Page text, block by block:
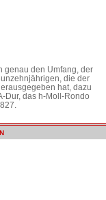
genau den Umfang, der
die der
hat, dazu
Dur, das h-Moll-Rondo